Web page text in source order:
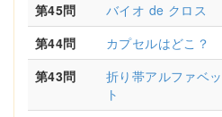
第45問 バイオ de クロス
第44問
カプセルはどこ？
第43問
折り帯アルファベッ
ト